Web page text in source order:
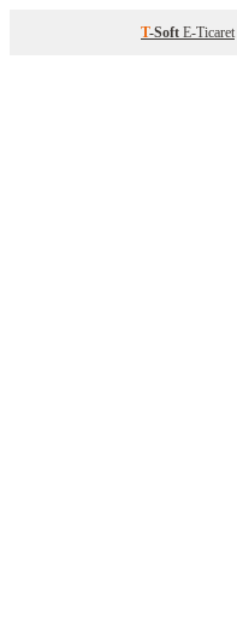
T-Soft E-Ticaret